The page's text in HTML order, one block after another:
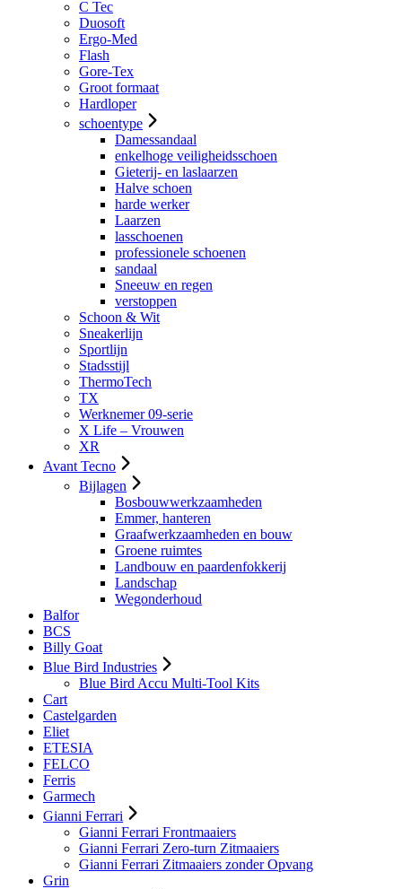
C Tec
Duosoft
Ergo-Med
Flash
Gore-Tex
Groot formaat
Hardloper
schoentype
Damessandaal
enkelhoge veiligheidsschoen
Gieterij- en laslaarzen
Halve schoen
harde werker
Laarzen
lasschoenen
professionele schoenen
sandaal
Sneeuw en regen
verstoppen
Schoon & Wit
Sneakerlijn
Sportlijn
Stadsstijl
ThermoTech
TX
Werknemer 09-serie
X Life – Vrouwen
XR
Avant Tecno
Bijlagen
Bosbouwwerkzaamheden
Emmer, hanteren
Graafwerkzaamheden en bouw
Groene ruimtes
Landbouw en paardenfokkerij
Landschap
Wegonderhoud
Balfor
BCS
Billy Goat
Blue Bird Industries
Blue Bird Accu Multi-Tool Kits
Cart
Castelgarden
Eliet
ETESIA
FELCO
Ferris
Garmech
Gianni Ferrari
Gianni Ferrari Frontmaaiers
Gianni Ferrari Zero-turn Zitmaaiers
Gianni Ferrari Zitmaaiers zonder Opvang
Grin